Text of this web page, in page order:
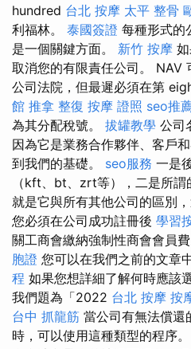
hundred 台北 按摩 太平 整骨
利福林。 泰國簽證 每種形式
是一個關鍵方面。 新竹 按摩
取消您的有限責任公司。 NAV
公司法院，但最遲必須在第
館 推拿 整復 按摩 證照 seo推
為其分配稅號。 拔罐教學 公司
因為它是業務合作夥伴、客戶
到我們的基礎。 seo服務 一是
（kft、bt、zrt等），二是所謂
就是它與所有其他公司的區別，
您必須在公司成功註冊後 學習
關工商會繳納強制性商會會員費
胞證 您可以在我們之前的文章
程 如果您想詳細了解何時應該
我們題為「2022 台北 按摩 按
台中 抓龍筋 當公司有無法償還
時，可以使用這種類型的程序